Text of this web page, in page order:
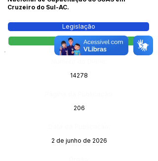
Cruzeiro do Sul-AC.
Legislação
Portaria
14278
206
2 de junho de 2026